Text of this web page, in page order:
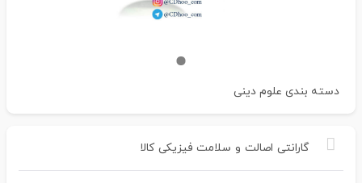
دسته بندی علوم دینی
گارانتی اصالت و سلامت فیزیکی کالا